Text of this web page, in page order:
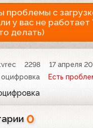
проблемы с
у вас не работает
делать)
2298
17 апреля
Есть
0